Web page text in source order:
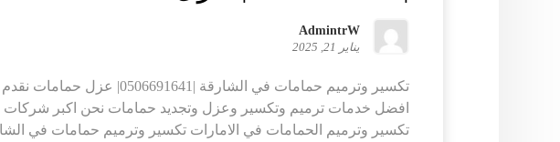
AdmintrW
يناير 21, 2025
تكسير وترميم حمامات في الشارقة |0506691641| عزل حمامات نقدم
افضل خدمات ترميم وتكسير وعزل وتجديد حمامات نحن اكبر شركات
تكسير وترميم الحمامات في الامارات تكسير وترميم حمامات في